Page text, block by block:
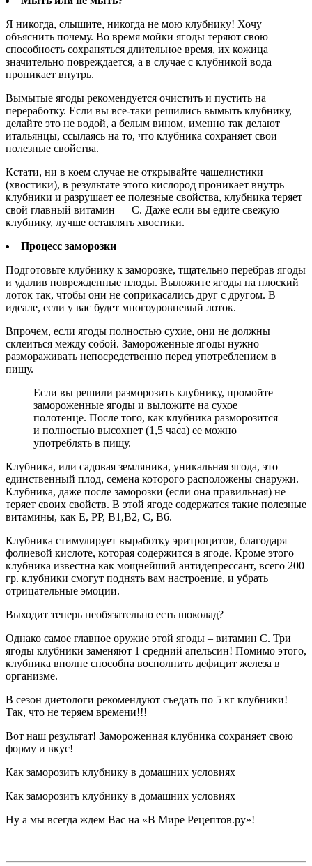
Я никогда, слышите, никогда не мою клубнику! Хочу
объяснить почему. Во время мойки ягоды теряют свою
способность сохраняться длительное время, их кожица
значительно повреждается, а в случае с клубникой вода
проникает внутрь.
Вымытые ягоды рекомендуется очистить и пустить на
переработку. Если вы все-таки решились вымыть клубнику,
делайте это не водой, а белым вином, именно так делают
итальянцы, ссылаясь на то, что клубника сохраняет свои
полезные свойства.
Кстати, ни в коем случае не открывайте чашелистики
(хвостики), в результате этого кислород проникает внутрь
клубники и разрушает ее полезные свойства, клубника теряет
свой главный витамин — С. Даже если вы едите свежую
клубнику, лучше оставлять хвостики.
Процесс заморозки
Подготовьте клубнику к заморозке, тщательно перебрав ягоды
и удалив поврежденные плоды. Выложите ягоды на плоский
лоток так, чтобы они не соприкасались друг с другом. В
идеале, если у вас будет многоуровневый лоток.
Впрочем, если ягоды полностью сухие, они не должны
склеиться между собой. Замороженные ягоды нужно
размораживать непосредственно перед употреблением в
пищу.
Если вы решили разморозить клубнику, промойте
замороженные ягоды и выложите на сухое
полотенце. После того, как клубника разморозится
и полностью высохнет (1,5 часа) ее можно
употреблять в пищу.
Клубника, или садовая земляника, уникальная ягода, это
единственный плод, семена которого расположены снаружи.
Клубника, даже после заморозки (если она правильная) не
теряет своих свойств. В этой ягоде содержатся такие полезные
витамины, как Е, РР, В1,В2, С, В6.
Клубника стимулирует выработку эритроцитов, благодаря
фолиевой кислоте, которая содержится в ягоде. Кроме этого
клубника известна как мощнейший антидепрессант, всего 200
гр. клубники смогут поднять вам настроение, и убрать
отрицательные эмоции.
Выходит теперь необязательно есть шоколад?
Однако самое главное оружие этой ягоды – витамин С. Три
ягоды клубники заменяют 1 средний апельсин! Помимо этого,
клубника вполне способна восполнить дефицит железа в
организме.
В сезон диетологи рекомендуют съедать по 5 кг клубники!
Так, что не теряем времени!!!
Вот наш результат! Замороженная клубника сохраняет свою
форму и вкус!
Как заморозить клубнику в домашних условиях
Как заморозить клубнику в домашних условиях
Ну а мы всегда ждем Вас на «В Мире Рецептов.ру»!